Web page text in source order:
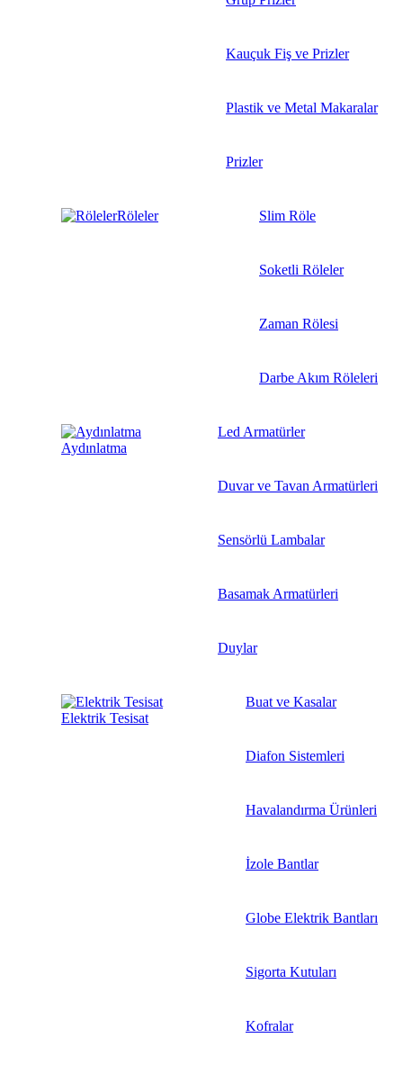
Kauçuk Fiş ve Prizler
Plastik ve Metal Makaralar
Prizler
Röleler Slim Röle
Soketli Röleler
Zaman Rölesi
Darbe Akım Röleleri
Aydınlatma
Led Armatürler
Duvar ve Tavan Armatürleri
Sensörlü Lambalar
Basamak Armatürleri
Duylar
Elektrik Tesisat
Buat ve Kasalar
Diafon Sistemleri
Havalandırma Ürünleri
İzole Bantlar
Globe Elektrik Bantları
Sigorta Kutuları
Kofralar